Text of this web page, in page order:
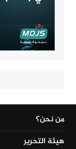
من نحن؟
هيئة التحرير